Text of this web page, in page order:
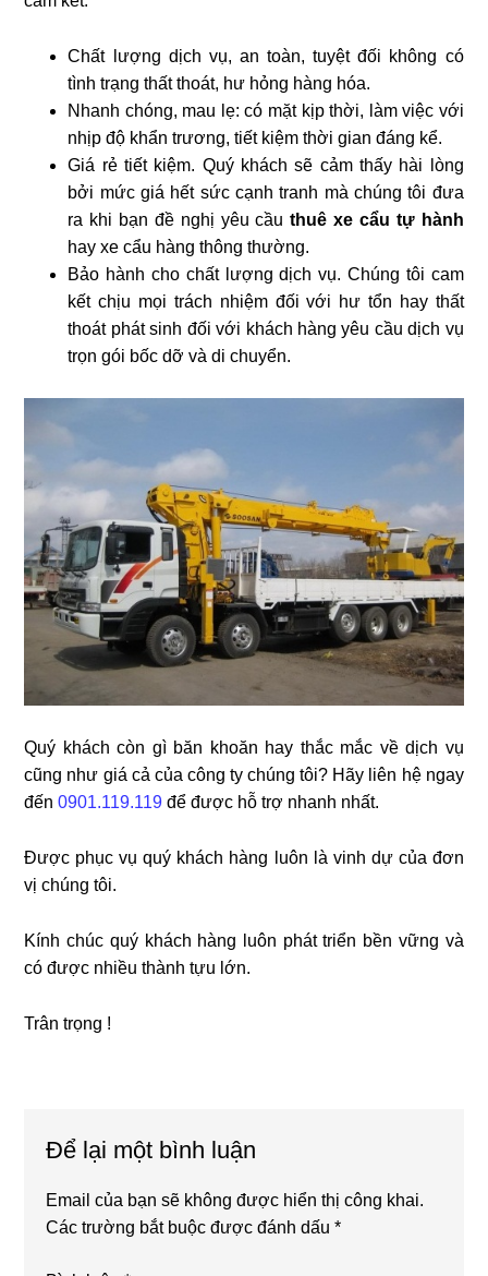
Chất lượng dịch vụ, an toàn, tuyệt đối không có
tình trạng thất thoát, hư hỏng hàng hóa.
Nhanh chóng, mau lẹ: có mặt kịp thời, làm việc với
nhịp độ khẩn trương, tiết kiệm thời gian đáng kể.
Giá rẻ tiết kiệm. Quý khách sẽ cảm thấy hài lòng
bởi mức giá hết sức cạnh tranh mà chúng tôi đưa
ra khi bạn đề nghị yêu cầuthuê xe cẩu tự hành
hay xe cẩu hàng thông thường.
Bảo hành cho chất lượng dịch vụ. Chúng tôi cam
kết chịu mọi trách nhiệm đối với hư tổn hay thất
thoát phát sinh đối với khách hàng yêu cầu dịch vụ
trọn gói bốc dỡ và di chuyển.
Quý khách còn gì băn khoăn hay thắc mắc về dịch vụ
cũng như giá cả của công ty chúng tôi? Hãy liên hệ ngay
đến0901.119.119 để được hỗ trợ nhanh nhất.
Được phục vụ quý khách hàng luôn là vinh dự của đơn
vị chúng tôi.
Kính chúc quý khách hàng luôn phát triển bền vững và
có được nhiều thành tựu lớn.
Trân trọng !
Interactions
Để lại một bình luận
Email của bạn sẽ không được hiển thị công khai.
Các trường bắt buộc được đánh dấu*